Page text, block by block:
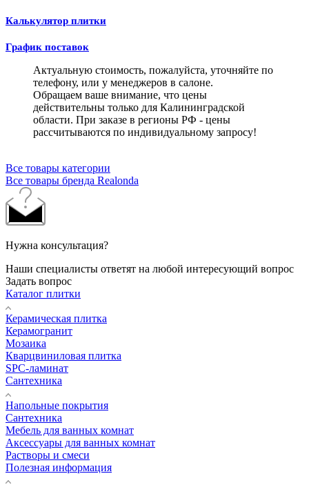
Калькулятор плитки
График поставок
Актуальную стоимость, пожалуйста, уточняйте по
телефону, или у менеджеров в салоне.
Обращаем ваше внимание, что цены
действительны только для Калининградской
области. При заказе в регионы РФ - цены
рассчитываются по индивидуальному запросу!
Все товары категории
Все товары бренда Realonda
Нужна консультация?
Наши специалисты ответят на любой интересующий вопрос
Задать вопрос
Каталог плитки
Керамическая плитка
Керамогранит
Мозаика
Кварцвиниловая плитка
SPC-ламинат
Сантехника
Напольные покрытия
Сантехника
Мебель для ванных комнат
Аксессуары для ванных комнат
Растворы и смеси
Полезная информация